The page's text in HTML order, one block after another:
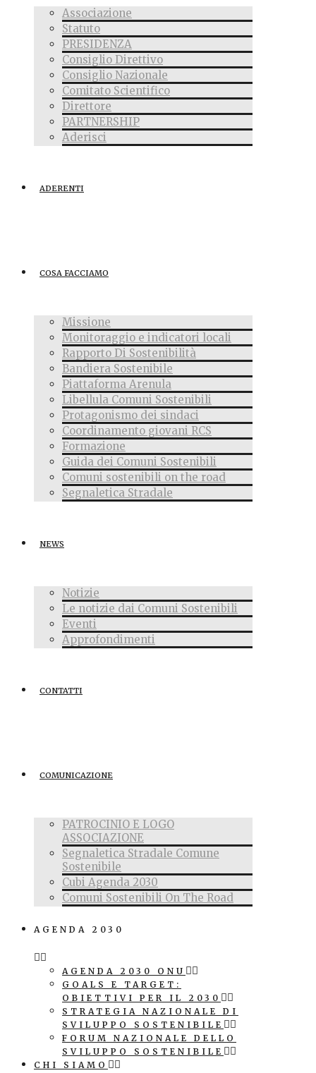
Associazione
Statuto
PRESIDENZA
Consiglio Direttivo
Consiglio Nazionale
Comitato Scientifico
Direttore
PARTNERSHIP
Aderisci
ADERENTI
COSA FACCIAMO
Missione
Monitoraggio e indicatori locali
Rapporto Di Sostenibilità
Bandiera Sostenibile
Piattaforma Arenula
Libellula Comuni Sostenibili
Protagonismo dei sindaci
Coordinamento giovani RCS
Formazione
Guida dei Comuni Sostenibili
Comuni sostenibili on the road
Segnaletica Stradale
NEWS
Notizie
Le notizie dai Comuni Sostenibili
Eventi
Approfondimenti
CONTATTI
COMUNICAZIONE
PATROCINIO E LOGO
ASSOCIAZIONE
Segnaletica Stradale Comune
Sostenibile
Cubi Agenda 2030
Comuni Sostenibili On The Road
AGENDA 2030
AGENDA 2030 ONU
GOALS E TARGET:
OBIETTIVI PER IL 2030
STRATEGIA NAZIONALE DI
SVILUPPO SOSTENIBILE
FORUM NAZIONALE DELLO
SVILUPPO SOSTENIBILE
CHI SIAMO